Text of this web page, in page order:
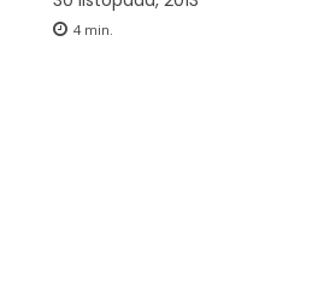
4 min.